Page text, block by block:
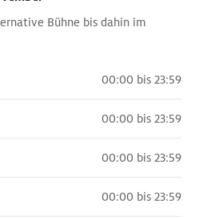
Bühne bis dahin im
00:00 bis 23:59
00:00 bis 23:59
00:00 bis 23:59
00:00 bis 23:59